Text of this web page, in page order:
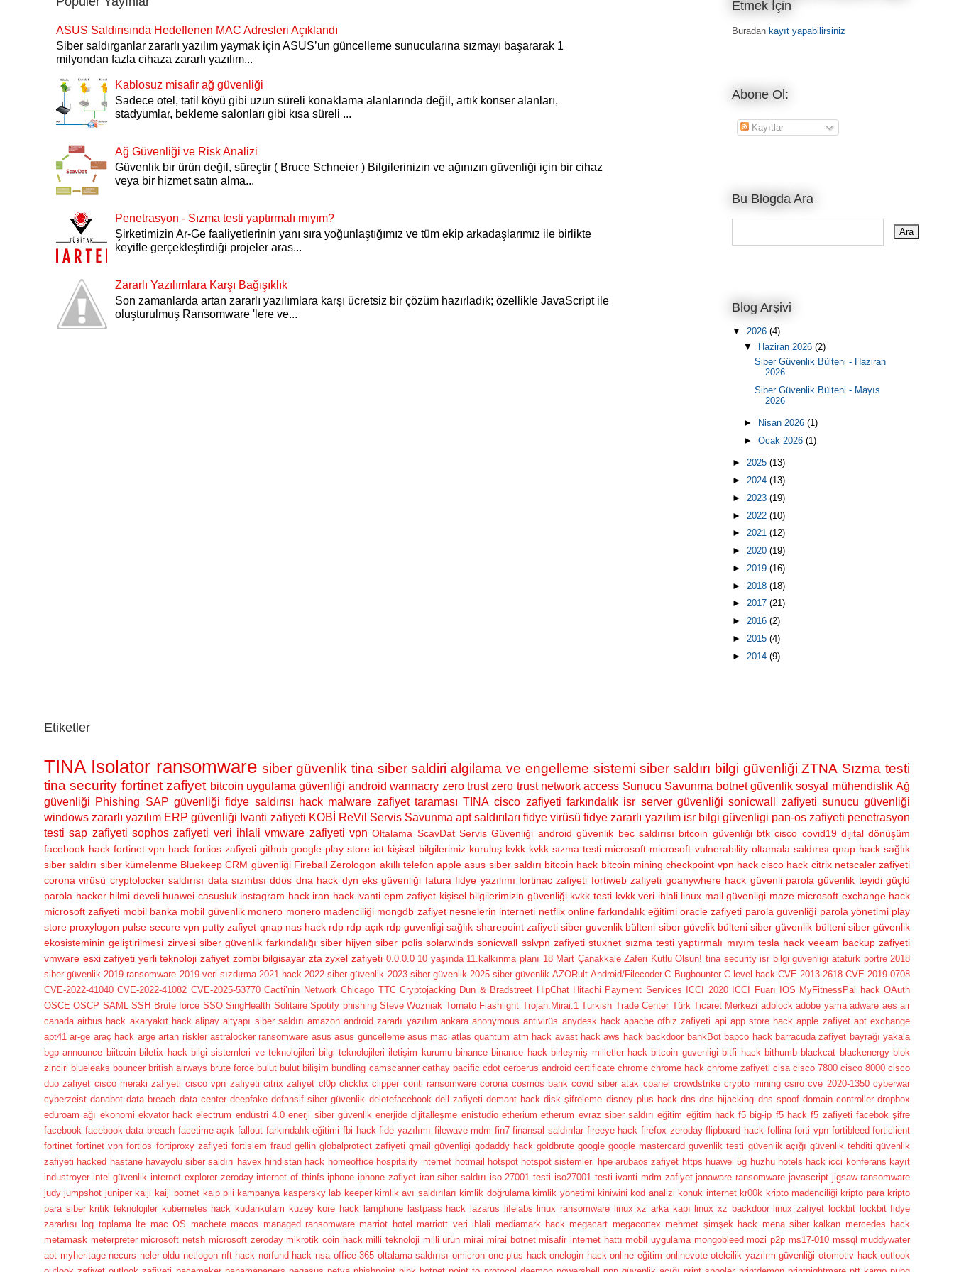
ASUS Saldırısında Hedeflenen MAC Adresleri Açıklandı
Siber saldırganlar zararlı yazılım yaymak için ASUS’un güncelleme sunucularına sızmayı başararak 1
milyondan fazla cihaza zararlı yazılım...
Kablosuz misafir ağ güvenliği
Sadece otel, tatil köyü gibi uzun süreli konaklama alanlarında değil, artık konser alanları,
stadyumlar, bekleme salonları gibi kısa süreli ...
Ağ Güvenliği ve Risk Analizi
Güvenlik bir ürün değil, süreçtir ( Bruce Schneier ) Bilgilerinizin ve ağınızın güvenliği için bir cihaz
veya bir hizmet satın alma...
Penetrasyon - Sızma testi yaptırmalı mıyım?
Şirketimizin Ar-Ge faaliyetlerinin yanı sıra yoğunlaştığımız ve tüm ekip arkadaşlarımız ile birlikte
keyifle gerçekleştirdiği projeler aras...
Zararlı Yazılımlara Karşı Bağışıklık
Son zamanlarda artan zararlı yazılımlara karşı ücretsiz bir çözüm hazırladık; özellikle JavaScript ile
oluşturulmuş Ransomware 'lere ve...
Etmek İçin
Buradan kayıt yapabilirsiniz
Abone Ol:
Kayıtlar
Bu Blogda Ara
Blog Arşivi
▼ 2026 (4)
▼
Haziran 2026 (2)
Siber Güvenlik Bülteni - Haziran
2026
Siber Güvenlik Bülteni - Mayıs
2026
► Nisan 2026 (1)
► Ocak 2026 (1)
► 2025 (13)
► 2024 (13)
► 2023 (19)
► 2022 (10)
► 2021 (12)
► 2020 (19)
► 2019 (16)
► 2018 (18)
► 2017 (21)
► 2016 (2)
► 2015 (4)
► 2014 (9)
Etiketler
TINA Isolator ransomware siber güvenlik tina siber saldiri algilama ve engelleme sistemi siber saldırı bilgi güvenliği ZTNA Sızma testi
tina security fortinet zafiyet bitcoin uygulama güvenliği android wannacry zero trust zero trust network access Sunucu Savunma botnet güvenlik sosyal mühendislik Ağ
güvenliği Phishing SAP güvenliği fidye saldırısı hack malware zafiyet taraması TINA cisco zafiyeti farkındalık isr server güvenliği sonicwall zafiyeti sunucu güvenliği
windows zararlı yazılım ERP güvenliği Ivanti zafiyeti KOBİ ReVil Servis Savunma apt saldırıları fidye virüsü fidye zararlı yazılım isr bilgi güvenligi pan-os zafiyeti penetrasyon
testi sap zafiyeti sophos zafiyeti veri ihlali vmware zafiyeti vpn Oltalama ScavDat Servis Güvenliği android güvenlik bec saldırısı bitcoin güvenliği btk cisco covid19 dijital dönüşüm
facebook hack fortinet vpn hack fortios zafiyeti github google play store iot kişisel bilgilerimiz kuruluş kvkk kvkk sızma testi microsoft microsoft vulnerability oltamala saldırısı qnap hack sağlık
siber saldırı siber kümelenme Bluekeep CRM güvenliği Fireball Zerologon akıllı telefon apple asus siber saldırı bitcoin hack bitcoin mining checkpoint vpn hack cisco hack citrix netscaler zafiyeti
corona virüsü cryptolocker saldırısı data sızıntısı ddos dna hack dyn eks güvenliği fatura fidye yazılımı fortinac zafiyeti fortiweb zafiyeti goanywhere hack güvenli parola güvenlik teyidi güçlü
parola hacker hilmi develi huawei casusluk instagram hack iran hack ivanti epm zafiyet kişisel bilgilerimizin güvenliği kvkk testi kvkk veri ihlali linux mail güvenligi maze microsoft exchange hack
microsoft zafiyeti mobil banka mobil güvenlik monero monero madenciliği mongdb zafiyet nesnelerin interneti netflix online farkındalık eğitimi oracle zafiyeti parola güvenliği parola yönetimi play
store proxylogon pulse secure vpn putty zafiyet qnap nas hack rdp rdp açık rdp guvenligi sağlık sharepoint zafiyeti siber guvenlik bülteni siber güvelik bülteni siber güvenlik bülteni siber güvenlik
ekosisteminin geliştirilmesi zirvesi siber güvenlik farkındalığı siber hijyen siber polis solarwinds sonicwall sslvpn zafiyeti stuxnet sızma testi yaptırmalı mıyım tesla hack veeam backup zafiyeti
vmware esxi zafiyeti yerli teknoloji zafiyet zombi bilgisayar zta zyxel zafiyeti 0.0.0.0 10 yaşında 11.kalkınma planı 18 Mart Çanakkale Zaferi Kutlu Olsun! tina security isr bilgi guvenligi ataturk portre 2018
siber güvenlik 2019 ransomware 2019 veri sızdırma 2021 hack 2022 siber güvenlik 2023 siber güvenlik 2025 siber güvenlik AZORult Android/Filecoder.C Bugbounter C level hack CVE-2013-2618 CVE-2019-0708
CVE-2022-41040 CVE-2022-41082 CVE-2025-53770 Cacti’nin Network Chicago TTC Cryptojacking Dun & Bradstreet HipChat Hitachi Payment Services ICCI 2020 ICCI Fuarı IOS MyFitnessPal hack OAuth
OSCE OSCP SAML SSH Brute force SSO SingHealth Solitaire Spotify phishing Steve Wozniak Tornato Flashlight Trojan.Mirai.1 Turkish Trade Center Türk Ticaret Merkezi adblock adobe yama adware aes air
canada airbus hack akaryakıt hack alipay altyapı siber saldırı amazon android zararlı yazılım ankara anonymous antivirüs anydesk hack apache ofbiz zafiyeti api app store hack apple zafiyet apt exchange
apt41 ar-ge araç hack arge artan riskler astralocker ransomware asus asus güncelleme asus mac atlas quantum atm hack avast hack aws hack backdoor bankBot bapco hack barracuda zafiyet bayrağı yakala
bgp announce biitcoin biletix hack bilgi sistemleri ve teknolojileri bilgi teknolojileri iletişim kurumu binance binance hack birleşmiş milletler hack bitcoin guvenligi bitfi hack bithumb blackcat blackenergy blok
zinciri blueleaks bouncer british airways brute force bulut bulut bilişim bundling camscanner cathay pacific cdot cerberus android certificate chrome chrome hack chrome zafiyeti cisa cisco 7800 cisco 8000 cisco
duo zafiyet cisco meraki zafiyeti cisco vpn zafiyeti citrix zafiyet cl0p clickfix clipper conti ransomware corona cosmos bank covid siber atak cpanel crowdstrike crypto mining csiro cve 2020-1350 cyberwar
cyberzeist danabot data breach data center deepfake defansif siber güvenlik deletefacebook dell zafiyeti demant hack disk şifreleme disney plus hack dns dns hijacking dns spoof domain controller dropbox
eduroam ağı ekonomi ekvator hack electrum endüstri 4.0 enerji siber güvenlik enerjide dijitalleşme enistudio etherium etherum evraz siber saldırı eğitim eğitim hack f5 big-ip f5 hack f5 zafiyeti facebok şifre
facebook facebook data breach facetime açık fallout farkındalık eğitimi fbi hack fide yazılımı filewave mdm fin7 finansal saldırılar fireeye hack firefox zeroday flipboard hack follina forti vpn fortibleed forticlient
fortinet fortinet vpn fortios fortiproxy zafiyeti fortisiem fraud gellin globalprotect zafiyeti gmail güvenligi godaddy hack goldbrute google google mastercard guvenlik testi güvenlik açığı güvenlik tehditi güvenlik
zafiyeti hacked hastane havayolu siber saldırı havex hindistan hack homeoffice hospitality internet hotmail hotspot hotspot sistemleri hpe arubaos zafiyet https huawei 5g huzhu hotels hack icci konferans kayıt
industroyer intel güvenlik internet explorer zeroday internet of thinfs iphone iphone zafiyet iran siber saldırı iso 27001 testi iso27001 testi ivanti mdm zafiyet janaware ransomware javascript jigsaw ransomware
judy jumpshot juniper kaiji kaiji botnet kalp pili kampanya kaspersky lab keeper kimlik avı saldırıları kimlik doğrulama kimlik yönetimi kiniwini kod analizi konuk internet kr00k kripto madenciliği kripto para kripto
para siber kritik teknolojiler kubernetes hack kudankulam kuzey kore hack lamphone lastpass hack lazarus lifelabs linux ransomware linux xz arka kapı linux xz backdoor linux zafiyet lockbit
lockbit fidye
zararlısı
log toplama lte mac OS machete macos managed ransomware marriot hotel marriott veri ihlali mediamark hack megacart megacortex mehmet şimşek hack mena siber kalkan mercedes hack
metamask meterpreter microsoft netsh microsoft zeroday mikrotik coin hack milli teknoloji milli ürün mirai mirai botnet misafir internet hattı mobil uygulama mongobleed mozi p2p ms17-010 mssql muddywater
apt myheritage necurs neler oldu netlogon nft hack norfund hack nsa office 365 oltalama saldırısı omicron one plus hack onelogin hack online eğitim onlinevote otelcilik yazılım güvenliği otomotiv hack outlook